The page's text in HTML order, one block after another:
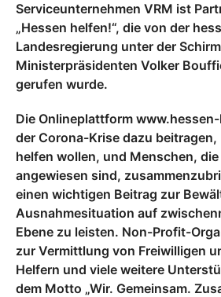
Serviceunternehmen VRM ist
„Hessen helfen!“, die von der
Landesregierung unter der
Ministerpräsidenten Volker
gerufen wurde.
Die Onlineplattform
der Corona-Krise dazu
helfen wollen, und Menschen,
angewiesen sind,
einen wichtigen Beitrag zur
Ausnahmesituation auf
Ebene zu leisten. Non-Profit-
zur Vermittlung von Freiwilligen
Helfern und viele weitere
dem Motto „Wir. Gemeinsam.